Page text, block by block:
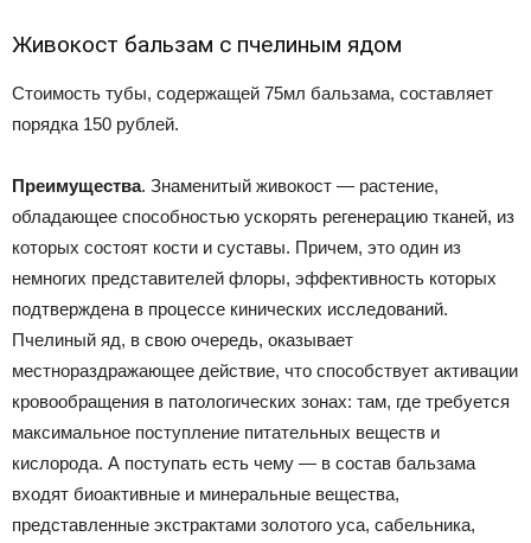
Живокост бальзам с пчелиным ядом
Стоимость тубы, содержащей 75мл бальзама, составляет
порядка 150 рублей.
Преимущества. Знаменитый живокост — растение,
обладающее способностью ускорять регенерацию тканей, из
которых состоят кости и суставы. Причем, это один из
немногих представителей флоры, эффективность которых
подтверждена в процессе кинических исследований.
Пчелиный яд, в свою очередь, оказывает
местнораздражающее действие, что способствует активации
кровообращения в патологических зонах: там, где требуется
максимальное поступление питательных веществ и
кислорода. А поступать есть чему — в состав бальзама
входят биоактивные и минеральные вещества,
представленные экстрактами золотого уса, сабельника,